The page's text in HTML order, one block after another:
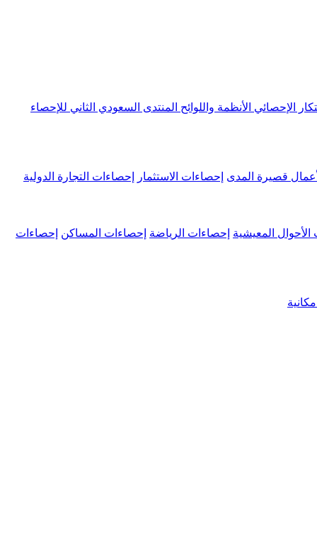
الإحصائي الأنظمة واللوائح المنتدى السعودي الثاني للإحصاء
قصيرة المدى إحصاءات الاستثمار إحصاءات التجارة الدولية
الأحوال المعيشية إحصاءات الرياضة إحصاءات المساكن إحصاءات